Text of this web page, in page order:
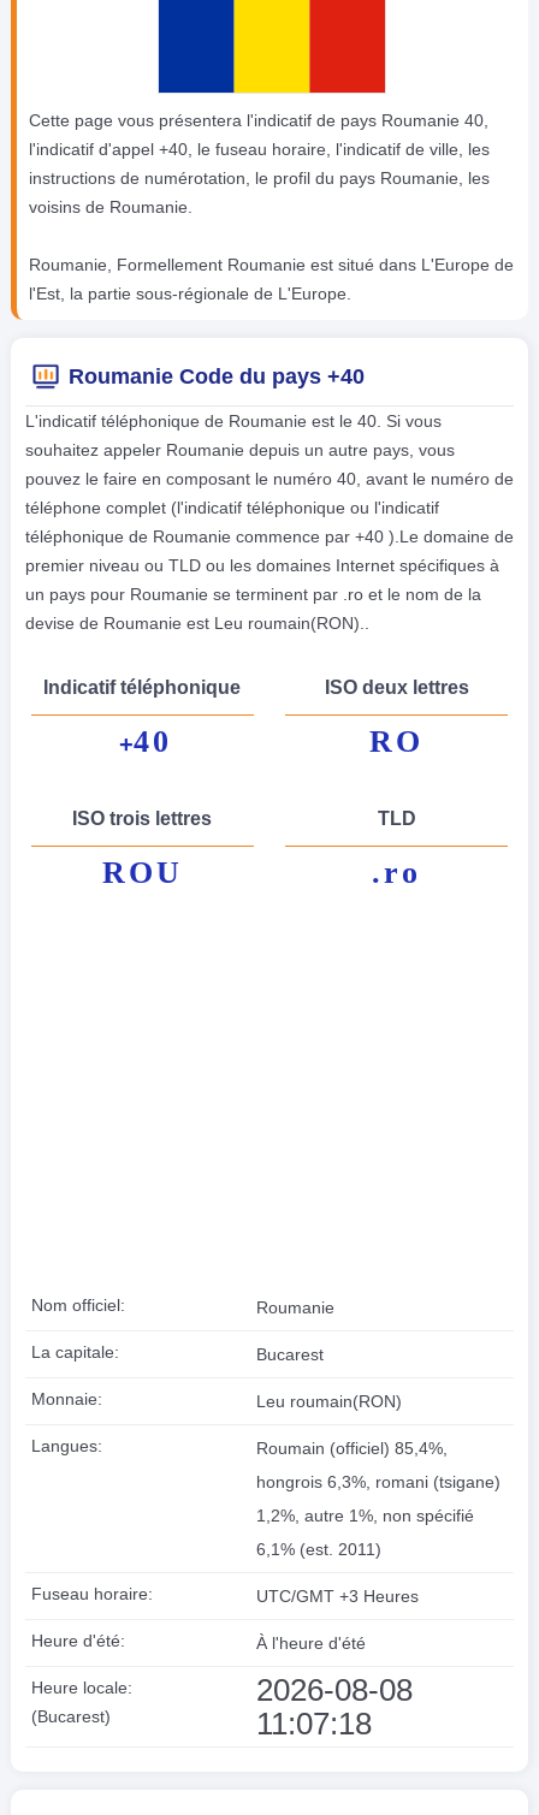
Cette page vous présentera l'indicatif de pays Roumanie 40,
l'indicatif d'appel +40, le fuseau horaire, l'indicatif de ville, les
instructions de numérotation, le profil du pays Roumanie, les
voisins de Roumanie.
Roumanie, Formellement Roumanie est situé dans L'Europe de
l'Est, la partie sous-régionale de L'Europe.
Roumanie Code du pays +40
L'indicatif téléphonique de Roumanie est le 40. Si vous
souhaitez appeler Roumanie depuis un autre pays, vous
pouvez le faire en composant le numéro 40, avant le numéro de
téléphone complet (l'indicatif téléphonique ou l'indicatif
téléphonique de Roumanie commence par +40 ).Le domaine de
premier niveau ou TLD ou les domaines Internet spécifiques à
un pays pour Roumanie se terminent par .ro et le nom de la
devise de Roumanie est Leu roumain(RON)..
Indicatif téléphonique
+40
ISO deux lettres
RO
ISO trois lettres
ROU
TLD
.ro
Nom officiel: Roumanie
La capitale: Bucarest
Monnaie: Leu roumain(RON)
Langues:
Roumain (officiel) 85,4%,
hongrois 6,3%, romani (tsigane)
1,2%, autre 1%, non spécifié
6,1% (est. 2011)
Fuseau horaire: UTC/GMT +3 Heures
Heure d'été: À l'heure d'été
Heure locale:
(Bucarest)
2026-08-08
11:07:19